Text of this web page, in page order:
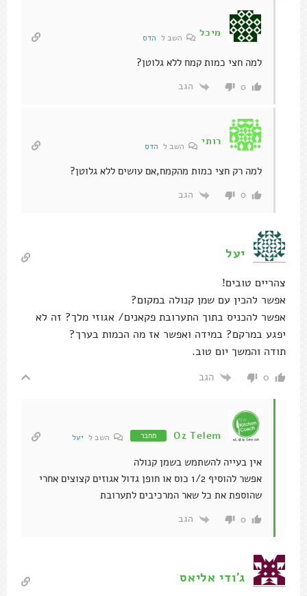
מיכל השב ל הדס
למה חצי כמות קמח ללא גלוטן?
0 הגב
רותי השב ל הדס
למה רק חצי כמות מהקמח,אם עושים ללא גלוטן?
0 הגב
יעל
צהריים טובים!
אפשר להכין עם שמן קנולה במקום?
אפשר להכניס בתוך התערובת פקאנים/ אגוזי מלך? זה לא
יפגע במרקם? במידה ואפשר אז מה הכמות בערך?
תודה והמשך יום טוב.
0 הגב
Oz Telem מחבר השב ל יעל
אין בעייה להשתמש בשמן קנולה
אפשר להוסיף 1/2 כוס או חופן גדול אגוזים קצוצים אחרי
שהוספת את כל שאר המרכיבים לתערובת
0 הגב
ג'ודי אליאס